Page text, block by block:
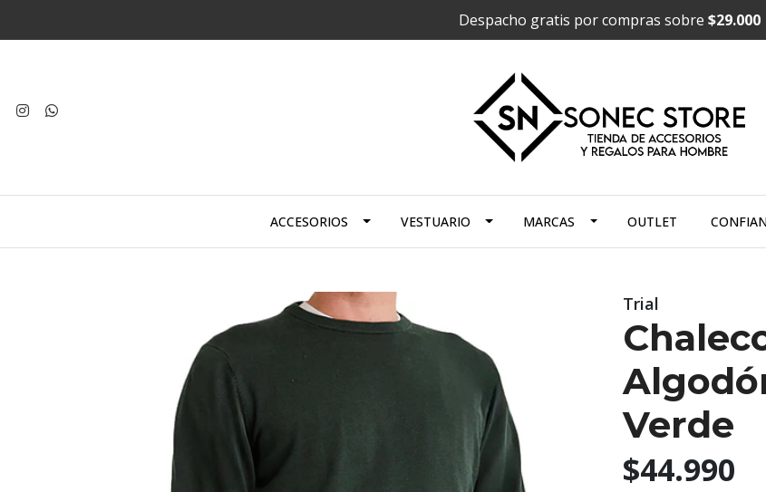
Despacho gratis por compras sobre $29.000
ACCESORIOS VESTUARIO MARCAS OUTLET
Trial
Verde
$44.990